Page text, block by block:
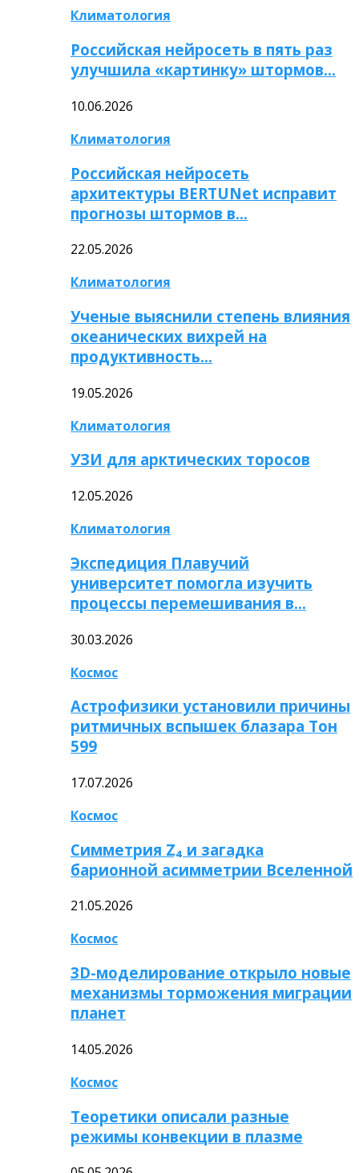
Климатология
Российская нейросеть в пять раз
улучшила «картинку» штормов…
10.06.2026
Климатология
Российская нейросеть
архитектуры BERTUNet исправит
прогнозы штормов в…
22.05.2026
Климатология
Ученые выяснили степень влияния
океанических вихрей на
продуктивность…
19.05.2026
Климатология
УЗИ для арктических торосов
12.05.2026
Климатология
Экспедиция Плавучий
университет помогла изучить
процессы перемешивания в…
30.03.2026
Космос
Астрофизики установили причины
ритмичных вспышек блазара Тон
599
17.07.2026
Космос
Симметрия Z₄ и загадка
барионной асимметрии Вселенной
21.05.2026
Космос
3D-моделирование открыло новые
механизмы торможения миграции
планет
14.05.2026
Космос
Теоретики описали разные
режимы конвекции в плазме